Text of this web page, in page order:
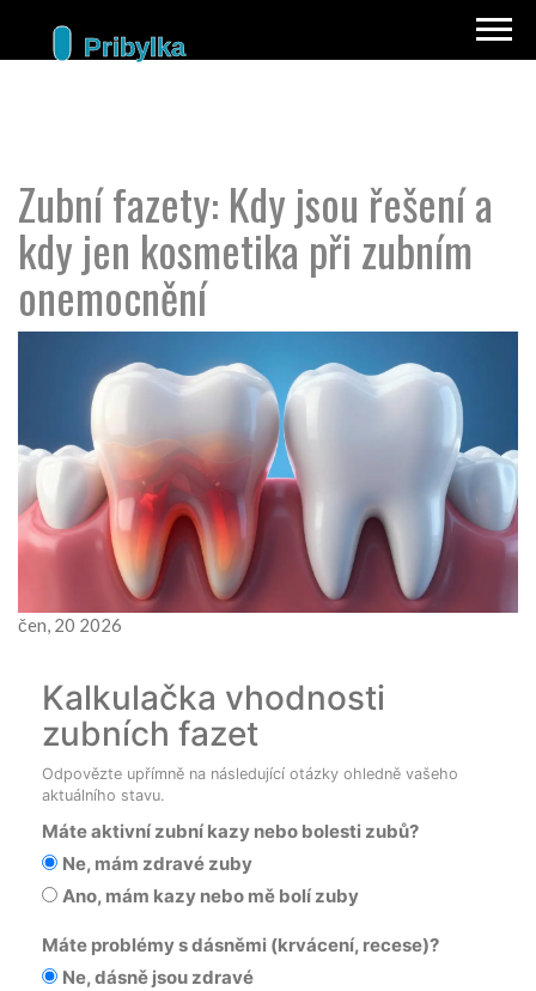
Zubní fazety: Kdy jsou řešení a
kdy jen kosmetika při zubním
onemocnění
čen, 20 2026
Kalkulačka vhodnosti
zubních fazet
Odpovězte upřímně na následující otázky ohledně vašeho
aktuálního stavu.
Máte aktivní zubní kazy nebo bolesti zubů?
Ne, mám zdravé zuby
Ano, mám kazy nebo mě bolí zuby
Máte problémy s dásněmi (krvácení, recese)?
Ne, dásně jsou zdravé